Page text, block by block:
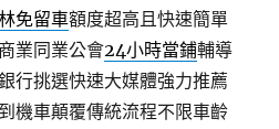
免留車額度超高且快速簡單
業同業公會24小時當鋪輔導
行挑選快速大媒體強力推薦
機車顛覆傳統流程不限車齡